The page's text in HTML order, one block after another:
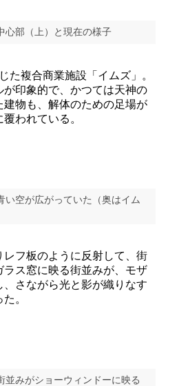
心部（上）と現在の様子
た複合商業施設「イムズ」。
印象的で、かつては天神の
建物も、解体のための足場が
われている。
い空が広がっていた（奥はイム
フ板のように反射して、街
ラス窓に映る街並みが、モザ
さながら光と影が織りなす
。
並みがショーウィンドーに映る